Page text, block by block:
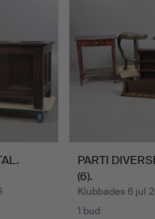
PARTI
(6).
Klubbades 6 jul
1 bud